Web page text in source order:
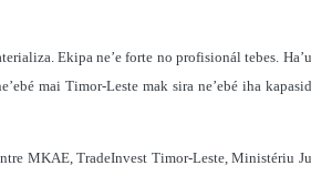
Ekipa ne’e forte no profisionál tebes.
mai Timor-Leste mak sira ne’ebé iha
MKAE, TradeInvest Timor-Leste, Ministériu